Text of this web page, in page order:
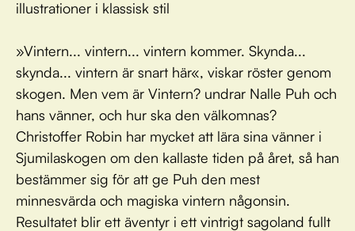
illustrationer i klassisk stil
»Vintern... vintern... vintern kommer. Skynda...
skynda... vintern är snart här«, viskar röster genom
skogen. Men vem är Vintern? undrar Nalle Puh och
hans vänner, och hur ska den välkomnas?
Christoffer Robin har mycket att lära sina vänner i
Sjumilaskogen om den kallaste tiden på året, så han
bestämmer sig för att ge Puh den mest
minnesvärda och magiska vintern någonsin.
Resultatet blir ett äventyr i ett vintrigt sagoland fullt